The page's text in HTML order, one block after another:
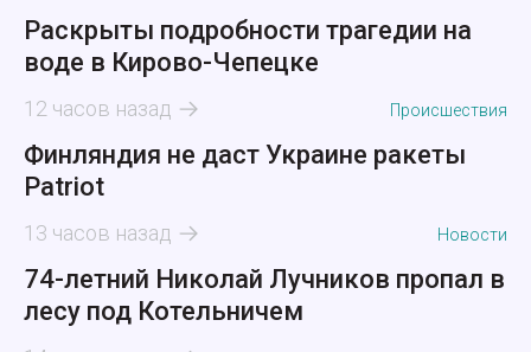
Раскрыты подробности трагедии на
воде в Кирово-Чепецке
12 часов назад Происшествия
Финляндия не даст Украине ракеты
Patriot
13 часов назад Новости
74-летний Николай Лучников пропал в
лесу под Котельничем